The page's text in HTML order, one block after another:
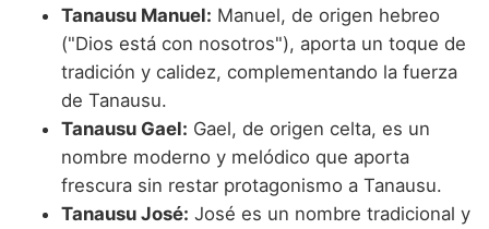
Tanausu Manuel: Manuel, de origen hebreo
("Dios está con nosotros"), aporta un toque de
tradición y calidez, complementando la fuerza
de Tanausu.
Tanausu Gael: Gael, de origen celta, es un
nombre moderno y melódico que aporta
frescura sin restar protagonismo a Tanausu.
Tanausu José: José es un nombre tradicional y